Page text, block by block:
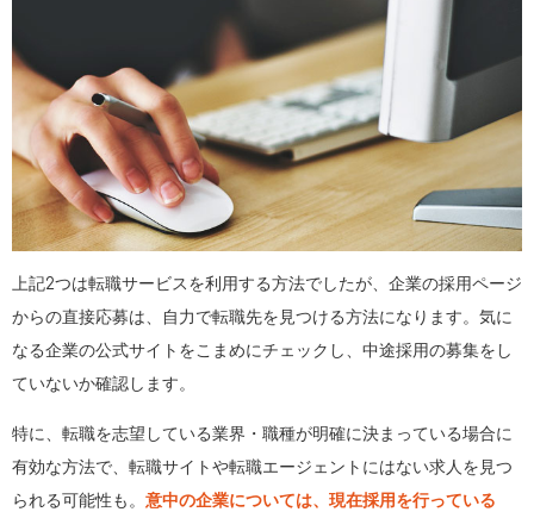
上記2つは転職サービスを利用する方法でしたが、企業の採用ページ
からの直接応募は、自力で転職先を見つける方法になります。気に
なる企業の公式サイトをこまめにチェックし、中途採用の募集をし
ていないか確認します。
特に、転職を志望している業界・職種が明確に決まっている場合に
有効な方法で、転職サイトや転職エージェントにはない求人を見つ
られる可能性も。 意中の企業については、現在採用を行っている